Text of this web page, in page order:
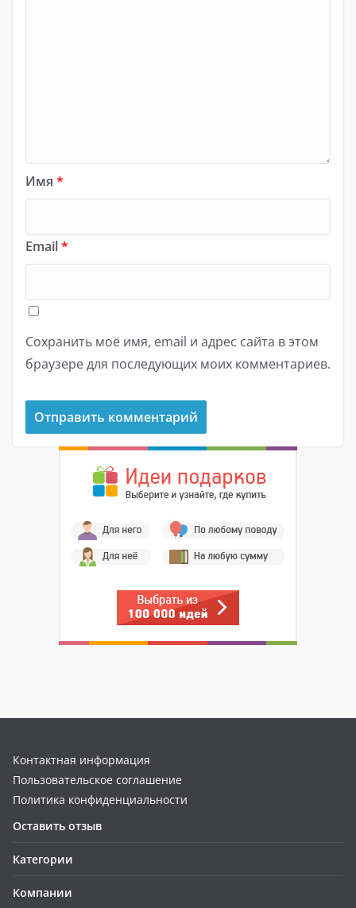
Имя *
Email*
Сохранить моё имя, email и адрес сайта в этом
браузере для последующих моих комментариев.
Контактная информация
Пользовательское соглашение
Политика конфиденциальности
Оставить отзыв
Категории
Компании